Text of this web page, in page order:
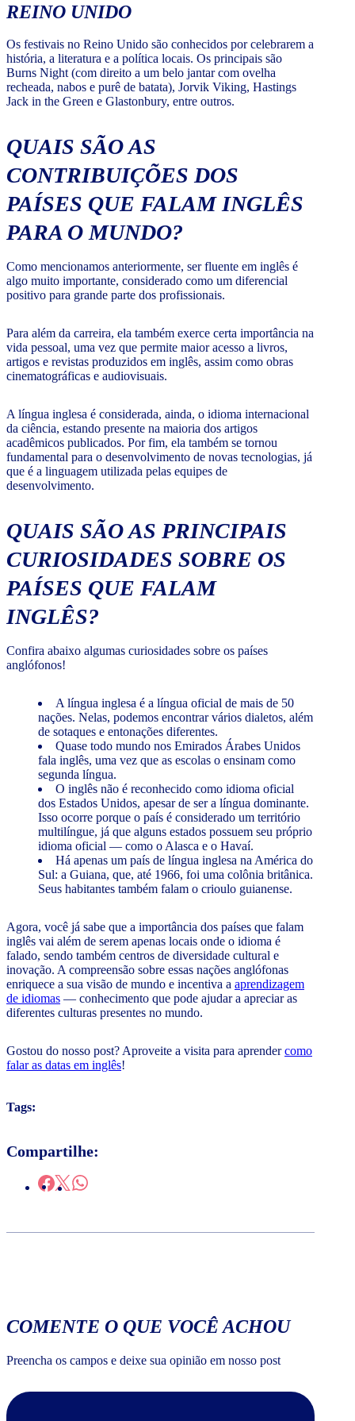
REINO UNIDO
Os festivais no Reino Unido são conhecidos por celebrarem a
história, a literatura e a política locais. Os principais são
Burns Night (com direito a um belo jantar com ovelha
recheada, nabos e purê de batata), Jorvik Viking, Hastings
Jack in the Green e Glastonbury, entre outros.
QUAIS SÃO AS
CONTRIBUIÇÕES DOS
PAÍSES QUE FALAM INGLÊS
PARA O MUNDO?
Como mencionamos anteriormente, ser fluente em inglês é
algo muito importante, considerado como um diferencial
positivo para grande parte dos profissionais.
Para além da carreira, ela também exerce certa importância na
vida pessoal, uma vez que permite maior acesso a livros,
artigos e revistas produzidos em inglês, assim como obras
cinematográficas e audiovisuais.
A língua inglesa é considerada, ainda, o idioma internacional
da ciência, estando presente na maioria dos artigos
acadêmicos publicados. Por fim, ela também se tornou
fundamental para o desenvolvimento de novas tecnologias, já
que é a linguagem utilizada pelas equipes de
desenvolvimento.
QUAIS SÃO AS PRINCIPAIS
CURIOSIDADES SOBRE OS
PAÍSES QUE FALAM
INGLÊS?
Confira abaixo algumas curiosidades sobre os países
anglófonos!
A língua inglesa é a língua oficial de mais de 50
nações. Nelas, podemos encontrar vários dialetos, além
de sotaques e entonações diferentes.
Quase todo mundo nos Emirados Árabes Unidos
fala inglês, uma vez que as escolas o ensinam como
segunda língua.
O inglês não é reconhecido como idioma oficial
dos Estados Unidos, apesar de ser a língua dominante.
Isso ocorre porque o país é considerado um território
multilíngue, já que alguns estados possuem seu próprio
idioma oficial — como o Alasca e o Havaí.
Há apenas um país de língua inglesa na América do
Sul: a Guiana, que, até 1966, foi uma colônia britânica.
Seus habitantes também falam o crioulo guianense.
Agora, você já sabe que a importância dos países que falam
inglês vai além de serem apenas locais onde o idioma é
falado, sendo também centros de diversidade cultural e
inovação. A compreensão sobre essas nações anglófonas
enriquece a sua visão de mundo e incentiva a aprendizagem
de idiomas — conhecimento que pode ajudar a apreciar as
diferentes culturas presentes no mundo.
Gostou do nosso post? Aproveite a visita para aprendercomo
falar as datas em inglês!
Tags:
Compartilhe:
COMENTE O QUE VOCÊ ACHOU
Preencha os campos e deixe sua opinião em nosso post